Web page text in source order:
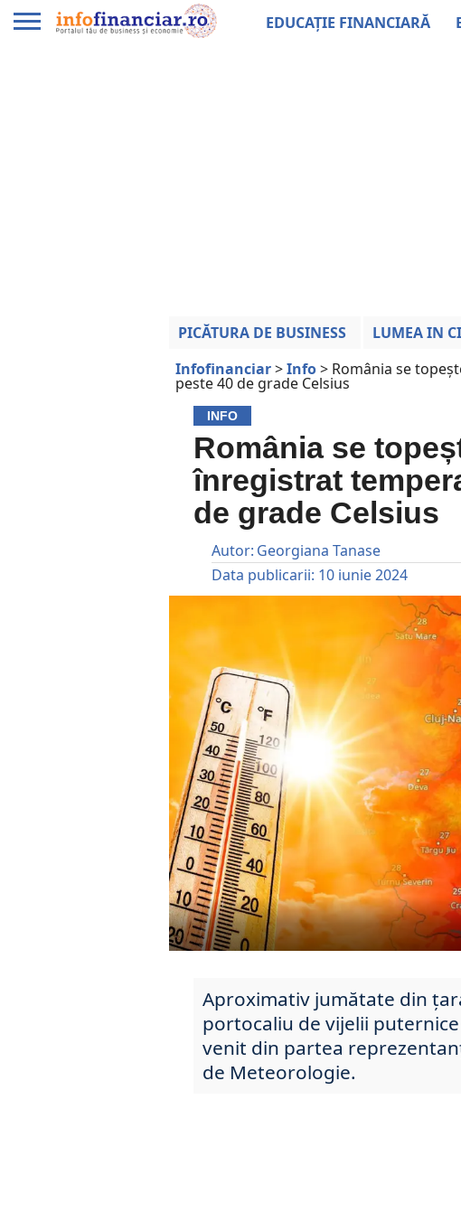
EDUCAȚIE FINANCIARĂ
PICĂTURA DE BUSINESS LUMEA IN
Infofinanciar>Info> România se
peste 40 de grade Celsius
INFO
România se
înregistrat
de grade Celsius
Autor: Georgiana Tanase
Data publicarii: 10 iunie 2024
Aproximativ jumătate din
portocaliu de vijelii
venit din partea
de Meteorologie.